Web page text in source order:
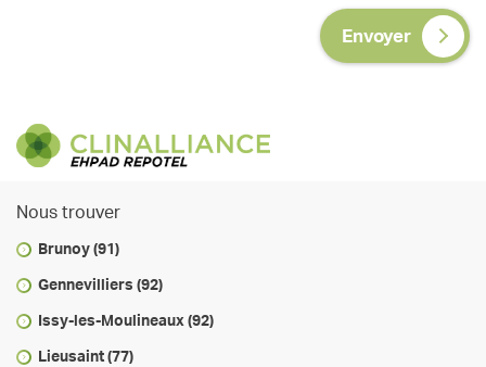
Envoyer
Nous trouver
Brunoy (91)
Gennevilliers (92)
Issy-les-Moulineaux (92)
Lieusaint (77)